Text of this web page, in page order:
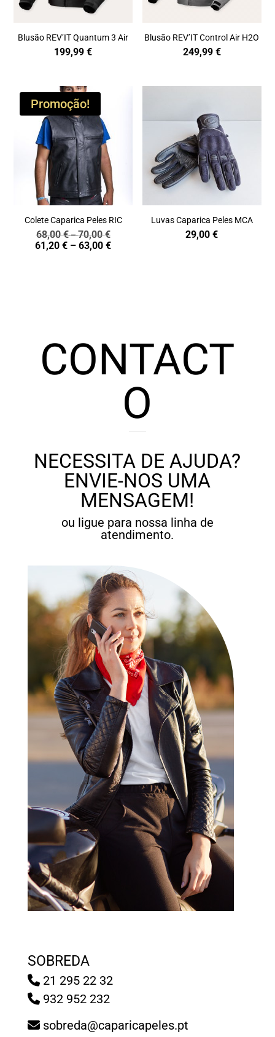
Blusão REV’IT Quantum 3 Air
199,99€
Blusão REV’IT Control Air H2O
249,99 €
Promoção!
Colete Caparica Peles RIC
68,00€–70,00€Price
range:
61,20€ – 63,00€Price
Luvas Caparica Peles MCA
29,00€
CONTACT
O
NECESSITA DE AJUDA?
ENVIE-NOS UMA
MENSAGEM!
ou ligue para nossa linha de
atendimento.
SOBREDA
21 295 22 32
932 952 232
sobreda@caparicapeles.pt